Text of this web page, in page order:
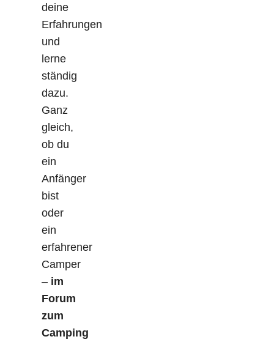
deine
Erfahrungen
und
lerne
ständig
dazu.
Ganz
gleich,
ob du
ein
Anfänger
bist
oder
ein
erfahrener
Camper
– im
Forum
zum
Camping